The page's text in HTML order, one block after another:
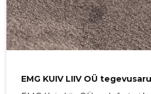
EMG KUIV LIIV OÜ